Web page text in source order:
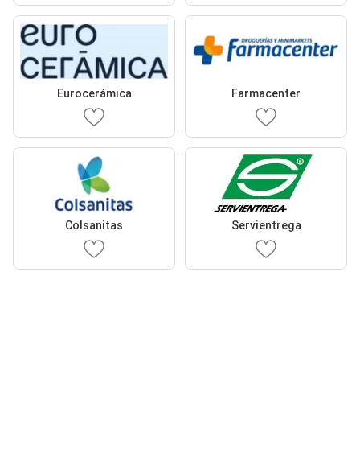
Eurocerámica Farmacenter
Colsanitas Servientrega